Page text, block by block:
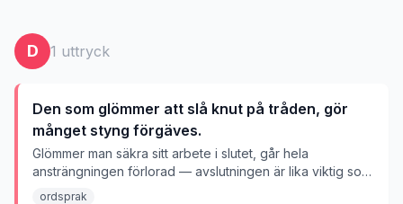
D 1 uttryck
Den som glömmer att slå knut på tråden, gör
månget styng förgäves.
Glömmer man säkra sitt arbete i slutet, går hela
ansträngningen förlorad — avslutningen är lika viktig som
själva arbetet.
ordsprak